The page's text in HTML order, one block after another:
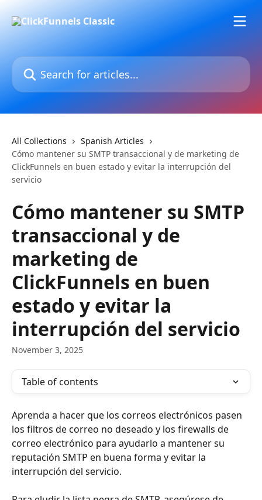
Search for articles...
All Collections
Spanish Articles
Cómo mantener su SMTP transaccional y de marketing de
ClickFunnels en buen estado y evitar la interrupción del
servicio
Cómo mantener su SMTP
transaccional y de
marketing de
ClickFunnels en buen
estado y evitar la
interrupción del servicio
November 3, 2025
Table of contents
Aprenda a hacer que los correos electrónicos pasen
los filtros de correo no deseado y los firewalls de
correo electrónico para ayudarlo a mantener su
reputación SMTP en buena forma y evitar la
interrupción del servicio.